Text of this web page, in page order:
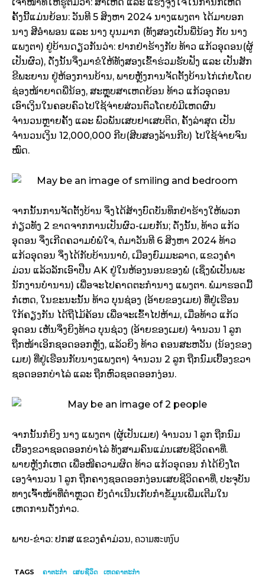
ຄັ້ງນີ້ແມ່ນຍ້ອນ: ວັນທີ 5 ສິງຫາ 2024 ນາງແພງຕາ ໄດ້ມາບອກ
ນາງ ສີອຳພອນ ແລະ ນາງ ບຸນມາກ (ທັງສອງເປັນພີ່ນ້ອງ ກັບ ນາງ
ແພງຕາ) ຢູ່ບ້ານດຽວກັນວ່າ: ຢາກຢ່າຮ້າງກັບ ທ້າວ ແກ້ວອຸດອນ(ຜູ້
ເປັນຜົວ), ດັ່ງນັ້ນຈຶ່ງມາຂໍໃຫ້ທັງສອງເຂົ້າຮ່ວມຮັບຟັງ ແລະ ເປັນສັກ
ຂີພະຍານ ຢູ່ຫ້ອງການບ້ານ, ພາຍຫຼັງການຈັດຕັ້ງບ້ານໄກ່ເກ່ຍໂດຍ
ຊ່ອງໜ້າຍາດພີ່ນ້ອງ, ສະຫຼຸບສາເຫດຍ້ອນ ທ້າວ ແກ້ວອຸດອນ
ເອົາເງິນໃນຄອບຄົວໄປໃຊ້ຈ່າຍສ່ວນຕົວໂດຍບໍ່ມີເຫດຜົນ
ຈຳນວນຫຼາຍຄັ້ງ ແລະ ພົວພັນເສບຢາເສບຕິດ, ຄັ້ງລ່າສຸດ ເປັນ
ຈຳນວນເງິນ 12,000,000 ກີບ(ສີບສອງລ້ານກີບ) ໄປໃຊ້ຈ່າຍຈົນ
ໝົດ.
ຈາກນັ້ນການຈັດຕັ້ງບ້ານ ຈຶ່ງໄດ້ສ້າງບົດບັນທຶກຢ່າຮ້າງໃຫ້ພວກ
ກ່ຽວທັງ 2 ຂາດຈາກການເປັນຜົວ-ເມຍກັນ; ດັ່ງນັ້ນ, ທ້າວ ແກ້ວ
ອຸດອນ ຈຶ່ງເກີດຄວາມບໍ່ພໍໃຈ, ຕໍ່ມາວັນທີ 6 ສິງຫາ 2024 ທ້າວ
ແກ້ວອຸດອນ ຈຶ່ງໄດ້ກັບບ້ານນາບໍ່, ເມືອງຍົມມະລາດ, ແຂວງຄຳ
ມ່ວນ ແລ້ວລັກເອົາປືນ AK ຢູ່ໃນຫ້ອງນອນຂອງພໍ່ (ເຊິ່ງພໍ່ເປັນພະ
ນັກງານບໍານານ) ເພື່ອຈະໄປຄາດຕະກຳນາງ ແພງຕາ. ພໍມາຮອດມື້
ກໍ່ເຫດ, ໃນຂະນະນັ້ນ ທ້າວ ບຸນຊ່ອງ (ອ້າຍຂອງເມຍ) ທີ່ຢູ່ເຮືອນ
ໃກ້ຄຽງກັນ ໄດ້ຖືໄມ້ຄ້ອນ ເພື່ອຈະເຂົ້າໄປຫ້າມ, ເມື່ອທ້າວ ແກ້ວ
ອຸດອນ ເຫັນຈຶ່ງຍິງທ້າວ ບຸນຊ່ວງ (ອ້າຍຂອງເມຍ) ຈຳນວນ 1 ລູກ
ຖືກໜ້າເອິກຊອດອອກຫຼັງ, ແລ້ວຍິງ ທ້າວ ຄອນສະຫວັນ (ນ້ອງຂອງ
ເມຍ) ທີ່ຢູ່ເຮືອນກັບນາງແພງຕາ) ຈຳນວນ 2 ລູກ ຖືກນົມເບື້ອງຂວາ
ຊອດອອກບ່າໄລ່ ແລະ ຖືກຫົວຊອດອອກງ່ອນ.
ຈາກນັ້ນກໍຍິງ ນາງ ແພງຕາ (ຜູ້ເປັນເມຍ) ຈຳນວນ 1 ລູກ ຖືກນົມ
ເບື້ອງຂວາຊອດອອກບ່າໄລ່ ທັງສາມຄົນແມ່ນເສຍຊີວິດຄາທີ່.
ພາຍຫຼັງກໍ່ເຫດ ເພື່ອໜີຄວາມຜິດ ທ້າວ ແກ້ວອຸດອນ ກໍໄດ້ຍິງໂຕ
ເອງຈຳນວນ 1 ລູກ ຖືກຄາງຊອດອອກງ່ອນເສຍຊີວິດຄາທີ່, ປະຈຸບັນ
ທາງເຈົ້າໜ້າທີ່ຕຳຫຼວດ ຍັງດຳເນີນເກັບກຳຂໍ້ມູນເພີ່ມເຕີມໃນ
ເຫດການດັ່ງກ່າວ.
ພາບ-ຂ່າວ: ປກສ ແຂວງຄຳມ່ວນ, ຄວາມສະຫງົບ
TAGS ຄາຕະກຳ ເສຍຊີວິດ ເຫດຄາຕະກຳ